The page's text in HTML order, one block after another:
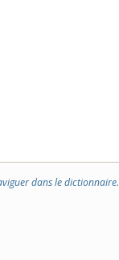
dans le dictionnaire.